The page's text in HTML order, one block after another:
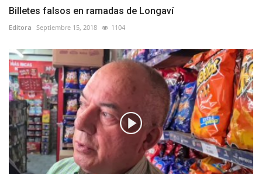
Billetes falsos en ramadas de Longaví
Editora Septiembre 15, 2018 1104